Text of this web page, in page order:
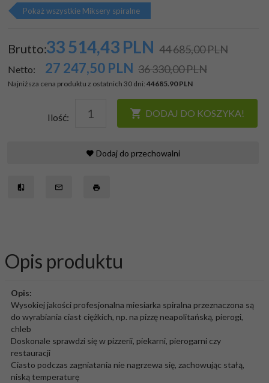
Pokaż wszystkie Miksery spiralne
Brutto:33 514,43 PLN 44 685,00 PLN
Netto: 27 247,50 PLN 36 330,00 PLN
Najniższa cena produktu z ostatnich 30 dni: 44685.90 PLN
Ilość: DODAJ DO KOSZYKA!
Dodaj do przechowalni
Opis produktu
Opis:
Wysokiej jakości profesjonalna miesiarka spiralna przeznaczona są
do wyrabiania ciast ciężkich, np. na pizzę neapolitańską, pierogi,
chleb
Doskonale sprawdzi się w pizzerii, piekarni, pierogarni czy
restauracji
Ciasto podczas zagniatania nie nagrzewa się, zachowując stałą,
niską temperaturę